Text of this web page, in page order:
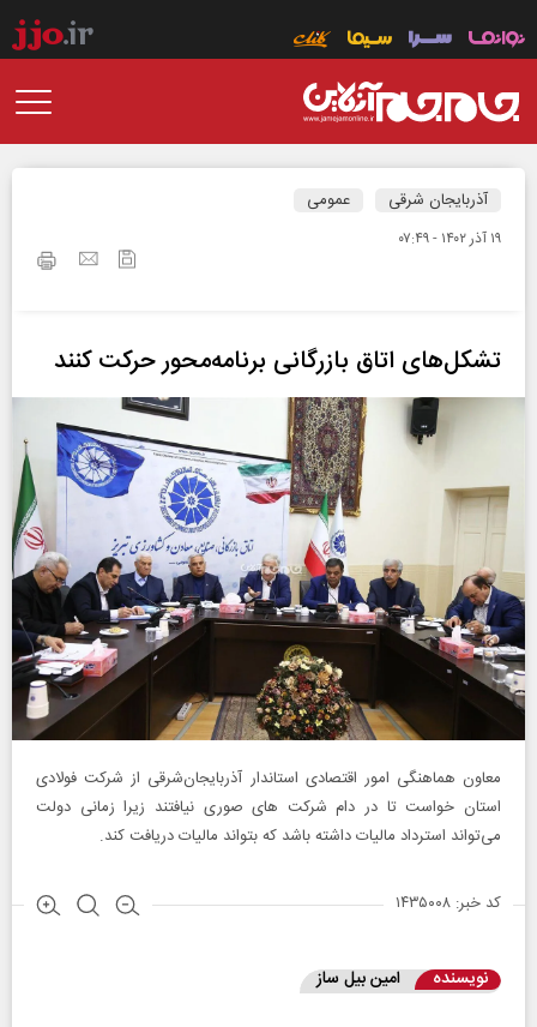
آذربایجان شرقی عمومی
۱۹ آذر ۱۴۰۲ - ۰۷:۴۹
تشکل‌های اتاق بازرگانی برنامه‌محور حرکت کنند
معاون هماهنگی امور اقتصادی استاندار آذربایجان‌شرقی از شرکت فولادی
استان خواست تا در دام شرکت های صوری نیافتند زیرا زمانی دولت
می‌تواند استرداد مالیات داشته باشد که بتواند مالیات دریافت کند.
کد خبر: ۱۴۳۵۰۰۸
نویسنده امین بیل ساز